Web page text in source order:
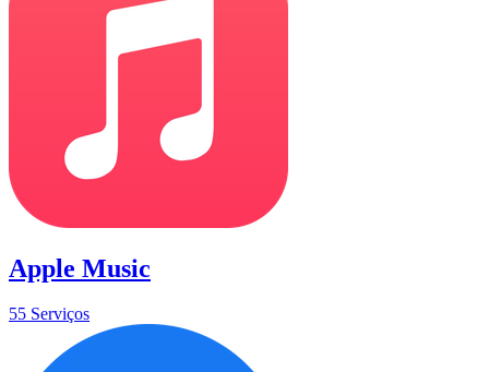
Apple Music
55 Serviços